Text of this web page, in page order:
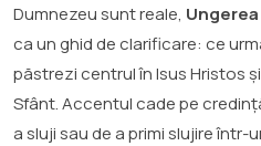
Dumnezeu sunt reale,
ca un ghid de clarificare: ce
păstrezi centrul în Isus Hristos
Sfânt. Accentul cade pe
a sluji sau de a primi slujire într-